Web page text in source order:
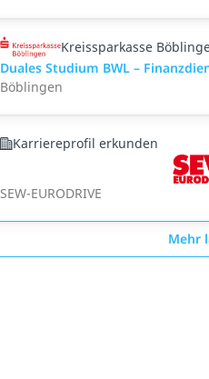
Kreissparkasse
Duales Studium BWL –
Böblingen
Karriereprofil erkunden
SEW-EURODRIVE
Mehr